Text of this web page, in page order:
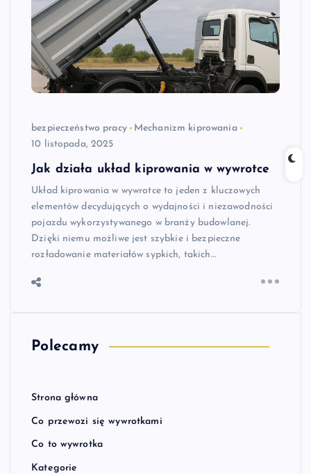
bezpieczeństwo pracy
Mechanizm kiprowania
10 listopada, 2025
Jak działa układ kiprowania w wywrotce
Układ kiprowania w wywrotce to jeden z kluczowych
elementów decydujących o wydajności i niezawodności
pojazdu wykorzystywanego w branży budowlanej.
Dzięki niemu możliwe jest szybkie i bezpieczne
rozładowanie materiałów sypkich, takich…
Polecamy
Strona główna
Co przewozi się wywrotkami
Co to wywrotka
Kategorie